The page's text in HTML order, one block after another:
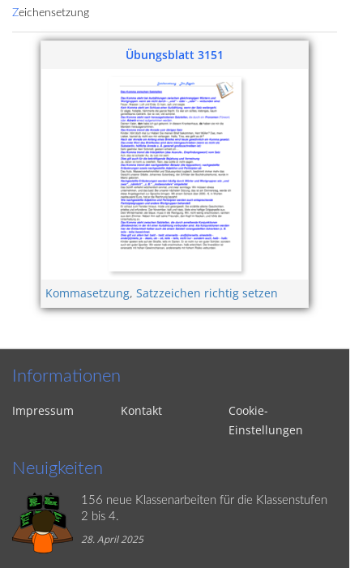
Übungsblatt 3151
Kommasetzung,Satzzeichen richtig setzen
Einstellungen
2 bis 4.
28. April 2025